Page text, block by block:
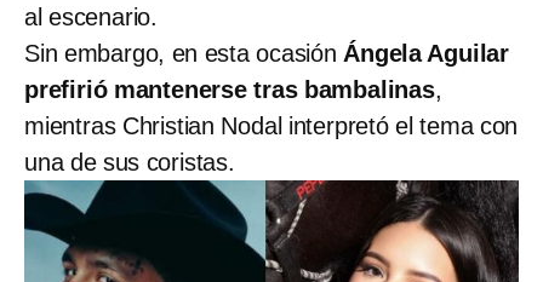
al escenario.
Sin embargo, en esta ocasión Ángela Aguilar
prefirió mantenerse tras bambalinas,
mientras Christian Nodal interpretó el tema con
una de sus coristas.